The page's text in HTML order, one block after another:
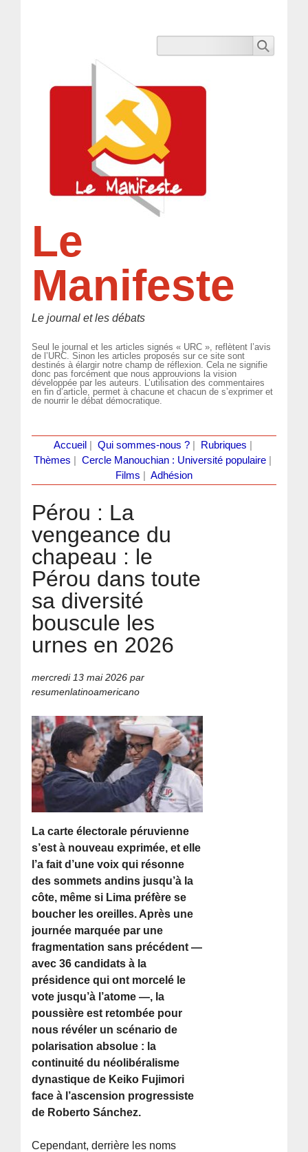
Le
Manifeste
Le journal et les débats
Seul le journal et les articles signés « URC », reflètent l’avis
de l’URC. Sinon les articles proposés sur ce site sont
destinés à élargir notre champ de réflexion. Cela ne signifie
donc pas forcément que nous approuvions la vision
développée par les auteurs. L’utilisation des commentaires
en fin d’article, permet à chacune et chacun de s’exprimer et
de nourrir le débat démocratique.
Accueil Qui sommes-nous ?| Rubriques
Thèmes
Cercle Manouchian : Université populaire
Films
Adhésion
Pérou : La
vengeance du
chapeau : le
Pérou dans toute
sa diversité
bouscule les
urnes en 2026
mercredi 13 mai 2026 par
resumenlatinoamericano
La carte électorale péruvienne
s’est à nouveau exprimée, et elle
l’a fait d’une voix qui résonne
des sommets andins jusqu’à la
côte, même si Lima préfère se
boucher les oreilles. Après une
journée marquée par une
fragmentation sans précédent —
avec 36 candidats à la
présidence qui ont morcelé le
vote jusqu’à l’atome —, la
poussière est retombée pour
nous révéler un scénario de
polarisation absolue : la
continuité du néolibéralisme
dynastique de Keiko Fujimori
face à l’ascension progressiste
de Roberto Sánchez.
Cependant, derrière les noms